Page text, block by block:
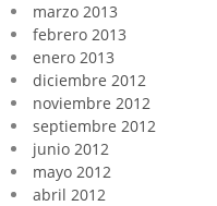
marzo 2013
febrero 2013
enero 2013
diciembre 2012
noviembre 2012
septiembre 2012
junio 2012
mayo 2012
abril 2012